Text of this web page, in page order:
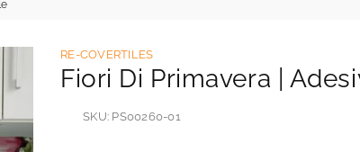
RE-COVERTILES
Fiori Di Primavera |
SKU: PS00260-01